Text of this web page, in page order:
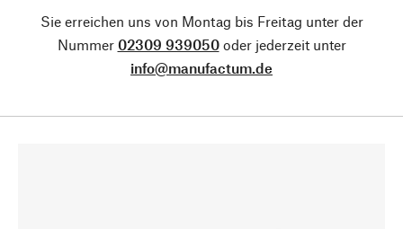
Sie erreichen uns von Montag bis Freitag unter der
Nummer 02309 939050oder jederzeit unter
info@manufactum.de